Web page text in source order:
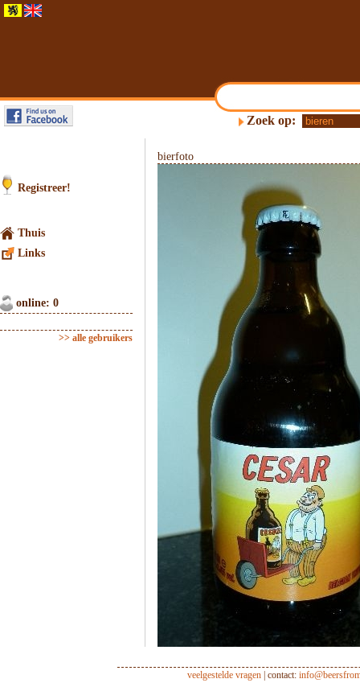
Zoek op:
Registreer!
Thuis
Links
online: 0
>> alle gebruikers
bierfoto
veelgestelde vragen | contact: